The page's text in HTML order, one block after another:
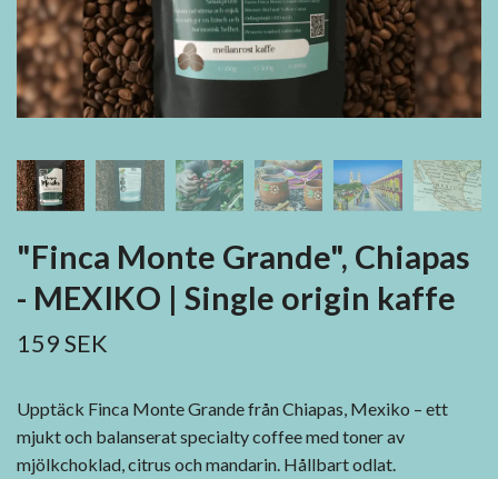
"Finca Monte Grande", Chiapas
- MEXIKO | Single origin kaffe
159 SEK
Upptäck Finca Monte Grande från Chiapas, Mexiko – ett
mjukt och balanserat specialty coffee med toner av
mjölkchoklad, citrus och mandarin. Hållbart odlat.